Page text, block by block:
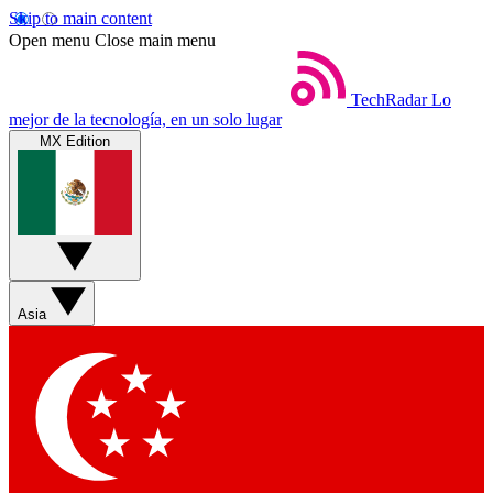
Skip to main content
Open menu Close main menu
TechRadar Lo
mejor de la tecnología, en un solo lugar
MX Edition
Asia